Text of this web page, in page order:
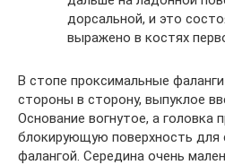
дорсальной, и это
выражено в костях
В стопе проксимальные
стороны в сторону, выпуклое
Основание вогнутое, а головка
блокирующую поверхность для
фалангой. Середина очень